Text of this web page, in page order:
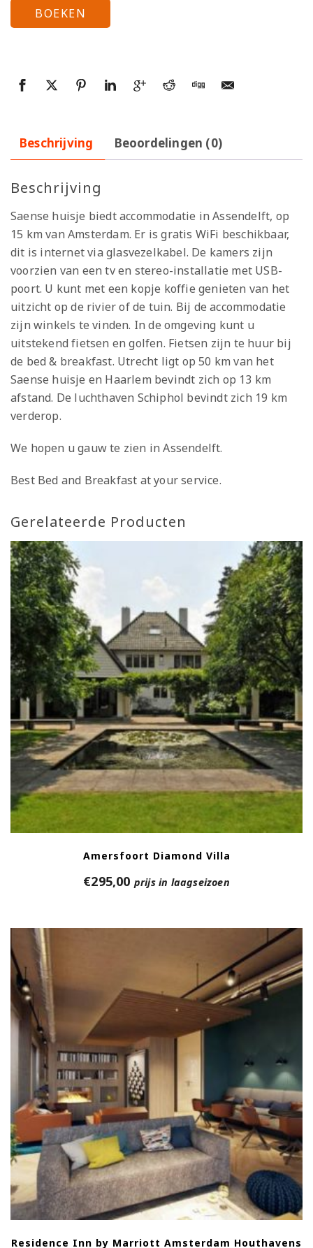
BOEKEN
Beschrijving Beoordelingen (0)
Beschrijving
Saense huisje biedt accommodatie in Assendelft, op
15 km van Amsterdam. Er is gratis WiFi beschikbaar,
dit is internet via glasvezelkabel. De kamers zijn
voorzien van een tv en stereo-installatie met USB-
poort. U kunt met een kopje koffie genieten van het
uitzicht op de rivier of de tuin. Bij de accommodatie
zijn winkels te vinden. In de omgeving kunt u
uitstekend fietsen en golfen. Fietsen zijn te huur bij
de bed & breakfast. Utrecht ligt op 50 km van het
Saense huisje en Haarlem bevindt zich op 13 km
afstand. De luchthaven Schiphol bevindt zich 19 km
verderop.
We hopen u gauw te zien in Assendelft.
Best Bed and Breakfast at your service.
Gerelateerde Producten
Amersfoort Diamond Villa
€295,00 prijs in laagseizoen
Residence Inn by Marriott Amsterdam Houthavens